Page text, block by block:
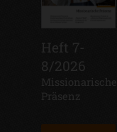
Heft 7-
8/2026
:
Missionarische
Präsenz